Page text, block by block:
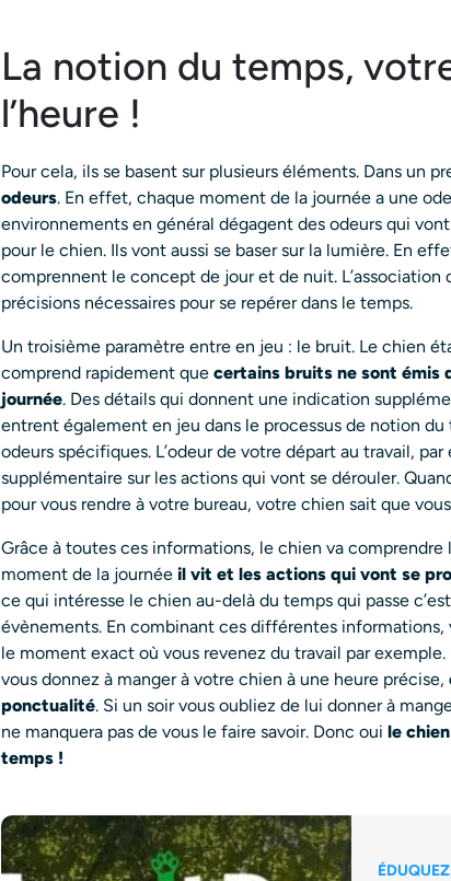
La notion du temps,
l’heure !
Pour cela, ils se basent sur plusieurs éléments. Dans un
odeurs. En effet, chaque moment de la journée a une
environnements en général dégagent des odeurs qui
pour le chien. Ils vont aussi se baser sur la lumière. En
comprennent le concept de jour et de nuit. L’association
précisions nécessaires pour se repérer dans le temps.
Un troisième paramètre entre en jeu : le bruit. Le chien
comprend rapidement que certains bruits ne sont émis
journée. Des détails qui donnent une indication
entrent également en jeu dans le processus de notion
odeurs spécifiques. L’odeur de votre départ au travail,
supplémentaire sur les actions qui vont se dérouler.
pour vous rendre à votre bureau, votre chien sait que
Grâce à toutes ces informations, le chien va
moment de la journée il vit et les actions qui vont se
ce qui intéresse le chien au-delà du temps qui passe
évènements. En combinant ces différentes
le moment exact où vous revenez du travail par
vous donnez à manger à votre chien à une heure précise,
ponctualité. Si un soir vous oubliez de lui donner à
ne manquera pas de vous le faire savoir. Donc oui le
temps !